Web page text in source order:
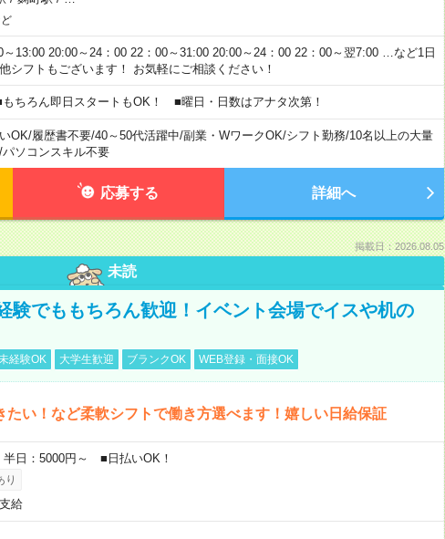
～13:00 20:00～24：00 22：00～31:00 20:00～24：00 22：00～翌7:00 …など1日
シフトもございます！ お気軽にご相談ください！
ちろん即日スタートもOK！ ■曜日・日数はアナタ次第！
OK/履歴書不要/40～50代活躍中/副業・WワークOK/シフト勤務/10名以上の大量
/パソコンスキル不要
応募する 詳細へ
掲載日：2026.08.05
未読
験でももちろん歓迎！イベント会場でイスや机の
経験OK 大学生歓迎 ブランクOK WEB登録・面接OK
たい！など柔軟シフトで働き方選べます！嬉しい日給保証
日：5000円～ ■日払いOK！
り
給